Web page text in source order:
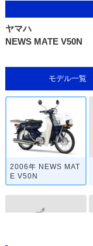
ヤマハ
NEWS MATE V50N
モデル一覧
2006年 NEWS MAT
E V50N